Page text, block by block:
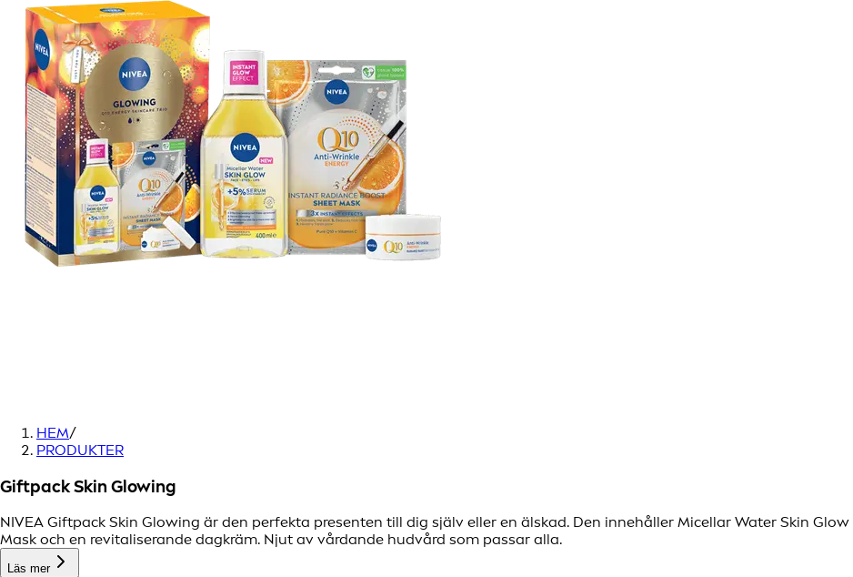
HEM/
PRODUKTER
Giftpack Skin Glowing
NIVEA Giftpack Skin Glowing är den perfekta presenten till dig själv eller en älskad. Den innehåller Micellar Water Skin
Mask och en revitaliserande dagkräm. Njut av vårdande hudvård som passar alla.
Läs mer